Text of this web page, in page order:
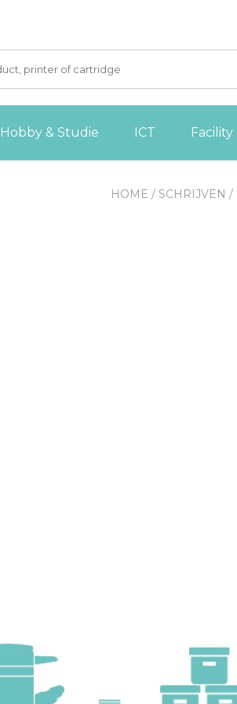
Hobby & Studie ICT Facility
HOME / SCHRIJVEN /